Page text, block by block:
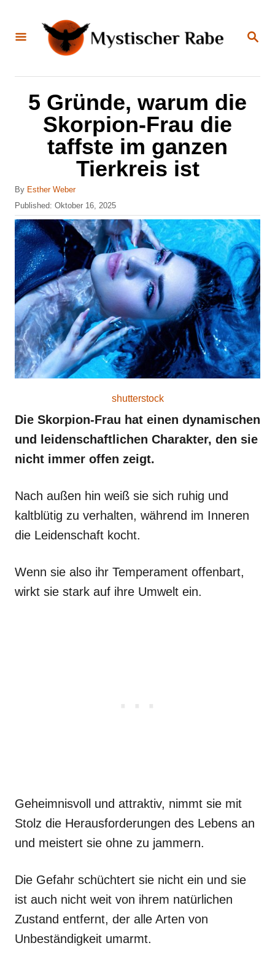
S
E
5 Gründe, warum die
Skorpion-Frau die
taffste im ganzen
Tierkreis ist
By A
u
t
h
o
Esther Weber
P
o
s
t
e
d
o
n
Published: Oktober 16, 2025
shutterstock
Die Skorpion-Frau hat einen dynamischen
und leidenschaftlichen Charakter, den sie
nicht immer offen zeigt.
Nach außen hin weiß sie sich ruhig und
kaltblütig zu verhalten, während im Inneren
die Leidenschaft kocht.
Wenn sie also ihr Temperament offenbart,
wirkt sie stark auf ihre Umwelt ein.
Geheimnisvoll und attraktiv, nimmt sie mit
Stolz die Herausforderungen des Lebens an
und meistert sie ohne zu jammern.
Die Gefahr schüchtert sie nicht ein und sie
ist auch nicht weit von ihrem natürlichen
Zustand entfernt, der alle Arten von
Unbeständigkeit umarmt.